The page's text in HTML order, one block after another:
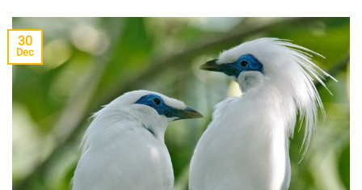
30
Dec